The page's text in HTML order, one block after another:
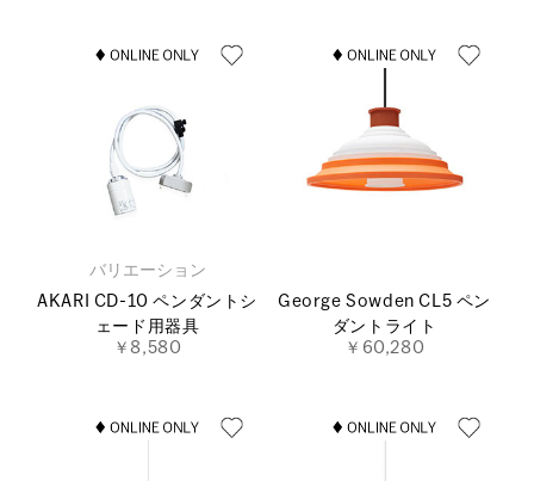
バリエーション
AKARI CD-10 ペンダントシ
ェード用器具
￥8,580
George Sowden CL5 ペン
ダントライト
￥60,280